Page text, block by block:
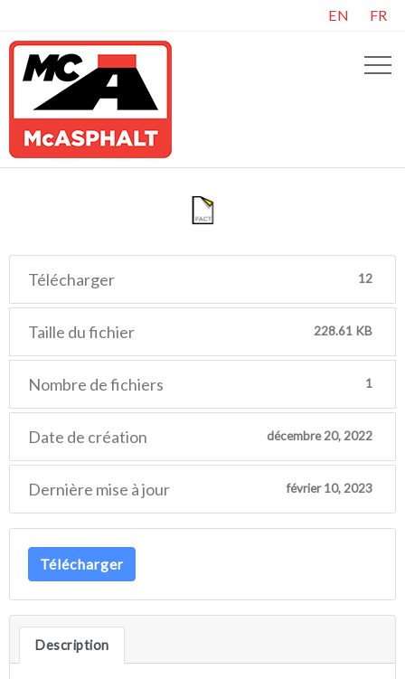
EN FR
Télécharger 12
Taille du fichier 228.61 KB
Nombre de fichiers 1
Date de création décembre 20, 2022
Dernière mise à jour février 10, 2023
Télécharger
Description